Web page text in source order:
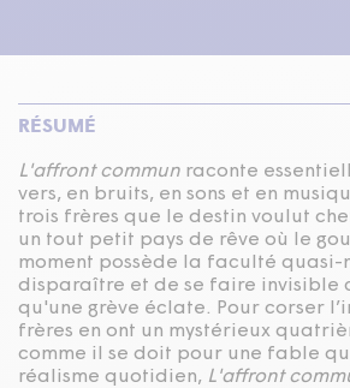
RÉSUMÉ
L'affront commun raconte
vers, en bruits, en sons et en
trois frères que le destin voulut
un tout petit pays de rêve où le
moment possède la faculté quasi-
disparaître et de se faire invisible
qu'une grève éclate. Pour corser
frères en ont un mystérieux
comme il se doit pour une fable
réalisme quotidien, L'affront